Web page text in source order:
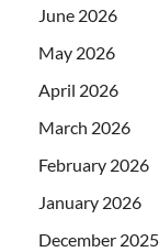
June 2026
May 2026
April 2026
March 2026
February 2026
January 2026
December 2025